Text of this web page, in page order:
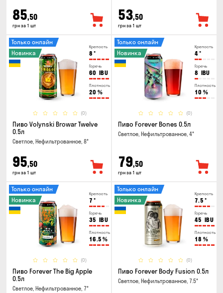
85,50
грн за 1 шт
53,50
грн за 1 шт
Крепость
8 °
Горечь
60 IBU
Плотность
20 %
(0)
Только онлайн
Новинка
Пиво Volynski Browar Twelve
0.5л
Светлое, Нефильтрованное, 8°
95,50
грн за 1 шт
Крепость
4°
Горечь
8 IBU
Плотность
10 %
(0)
Только онлайн
Новинка
Пиво Forever Bones 0.5л
Светлое, Нефильтрованное, 4°
79,50
грн за 1 шт
Крепость
7 °
Горечь
35 IBU
Плотность
16.5 %
(0)
Только онлайн
Новинка
Пиво Forever The Big Apple
0.5л
Светлое, Нефильтрованное, 7°
Крепость
7.5 °
Горечь
45 IBU
Плотность
18 %
(0)
Только онлайн
Новинка
Пиво Forever Body Fusion 0.5л
Светлое, Нефильтрованное, 7.5°